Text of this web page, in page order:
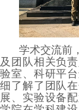
学术交流前
及团队相关负
验室、科研平
细了解了团队
展、实验设备